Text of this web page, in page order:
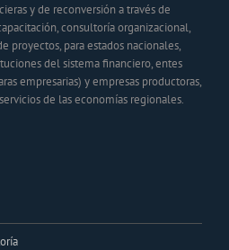
y de reconversión a través de
consultoría organizacional,
proyectos, para estados nacionales,
del sistema financiero, entes
empresarias) y empresas productoras,
de las economías regionales.